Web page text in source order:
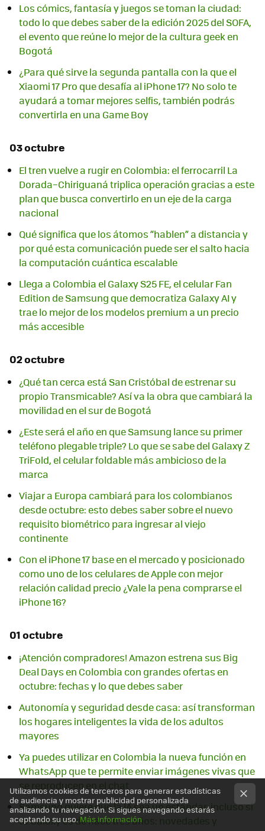
Los cómics, fantasía y juegos se toman la ciudad:
todo lo que debes saber de la edición 2025 del SOFA,
el evento que reúne lo mejor de la cultura geek en
Bogotá
¿Para qué sirve la segunda pantalla con la que el
Xiaomi 17 Pro que desafía al iPhone 17? No solo te
ayudará a tomar mejores selfis, también podrás
convertirla en una Game Boy
03 octubre
El tren vuelve a rugir en Colombia: el ferrocarril La
Dorada–Chiriguaná triplica operación gracias a este
plan que busca convertirlo en un eje de la carga
nacional
Qué significa que los átomos “hablen” a distancia y
por qué esta comunicación puede ser el salto hacia
la computación cuántica escalable
Llega a Colombia el Galaxy S25 FE, el celular Fan
Edition de Samsung que democratiza Galaxy AI y
trae lo mejor de los modelos premium a un precio
más accesible
02 octubre
¿Qué tan cerca está San Cristóbal de estrenar su
propio Transmicable? Así va la obra que cambiará la
movilidad en el sur de Bogotá
¿Este será el año en que Samsung lance su primer
teléfono plegable triple? Lo que se sabe del Galaxy Z
TriFold, el celular foldable más ambicioso de la
marca
Viajar a Europa cambiará para los colombianos
desde octubre: esto debes saber sobre el nuevo
requisito biométrico para ingresar al viejo
continente
Con el iPhone 17 base en el mercado y posicionado
como uno de los celulares de Apple con mejor
relación calidad precio ¿Vale la pena comprarse el
iPhone 16?
01 octubre
¡Atención compradores! Amazon estrena sus Big
Deal Days en Colombia con grandes ofertas en
octubre: fechas y lo que debes saber
Autonomía y seguridad desde casa: así transforman
los hogares inteligentes la vida de los adultos
mayores
Ya puedes utilizar en Colombia la nueva función en
WhatsApp que te permite enviar imágenes vivas que
se reproducen en el chat
Samsung quiere que la IA sea un estándar, incluso si
tu Galaxy es de hace tres años: novedades y
Utilizamos cookies de terceros para generar estadísticas
de audiencia y mostrar publicidad personalizada
analizando tu navegación. Si sigues navegando estarás
aceptando su uso.Más información